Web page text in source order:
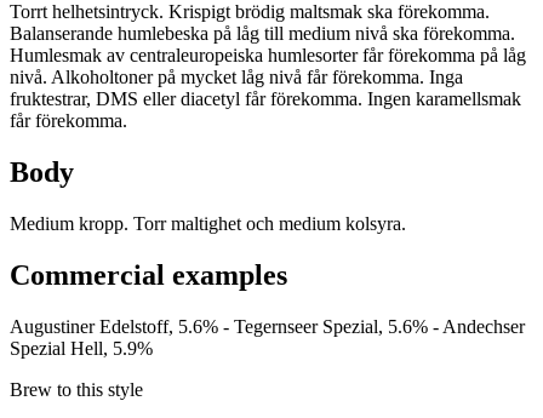
Torrt helhetsintryck. Krispigt brödig maltsmak ska förekomma.
Balanserande humlebeska på låg till medium nivå ska förekomma.
Humlesmak av centraleuropeiska humlesorter får förekomma på låg
nivå. Alkoholtoner på mycket låg nivå får förekomma. Inga
fruktestrar, DMS eller diacetyl får förekomma. Ingen karamellsmak
får förekomma.
Body
Medium kropp. Torr maltighet och medium kolsyra.
Commercial examples
Augustiner Edelstoff, 5.6% - Tegernseer Spezial, 5.6% - Andechser
Spezial Hell, 5.9%
Brew to this style